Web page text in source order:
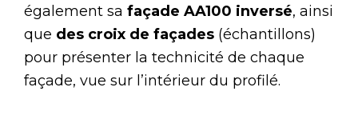
également sa façade AA100 inversé, ainsi
que des croix de façades (échantillons)
pour présenter la technicité de chaque
façade, vue sur l’intérieur du profilé.